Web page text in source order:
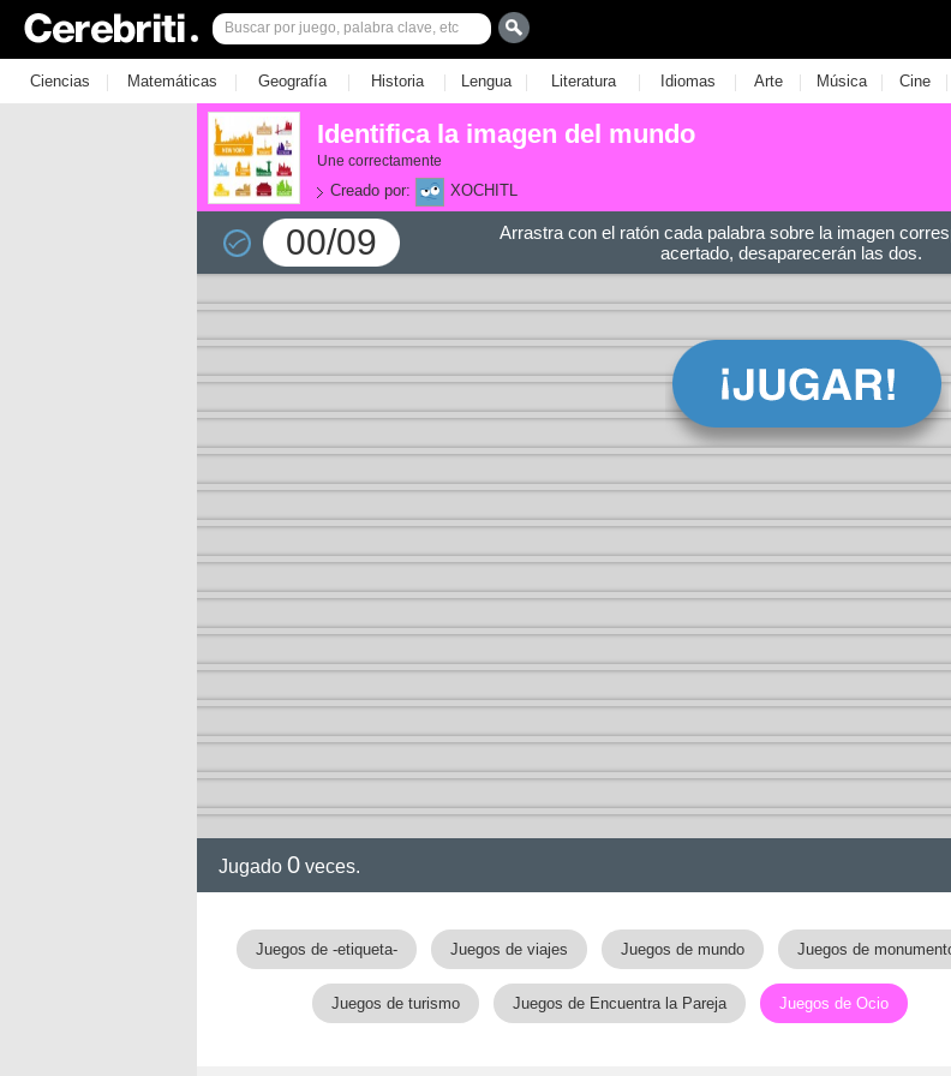
Ciencias | Matemáticas | Geografía | Historia | Lengua | Literatura | Idiomas | Arte | Música | Cine |
Identifica la imagen del mundo
Une correctamente
Creado por: XOCHITL
00/09
Arrastra con el ratón cada palabra sobre la imagen
acertado, desaparecerán las dos.
Jugado 0 veces.
Juegos de -etiqueta- Juegos de viajes Juegos de mundo Juegos de
Juegos de turismo Juegos de Encuentra la Pareja Juegos de Ocio